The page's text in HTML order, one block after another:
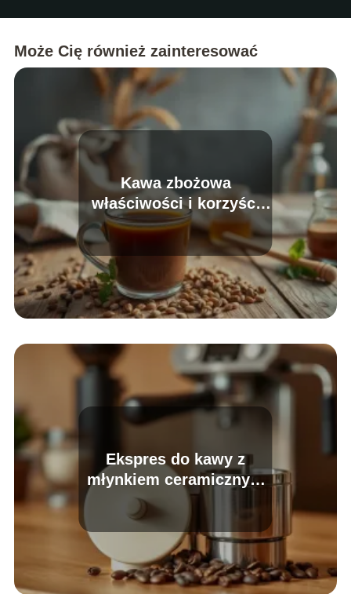
Może Cię również zainteresować
Kawa zbożowa
właściwości i korzyści
dla zdrowia
Ekspres do kawy z
młynkiem ceramicznym
czy stalowym?